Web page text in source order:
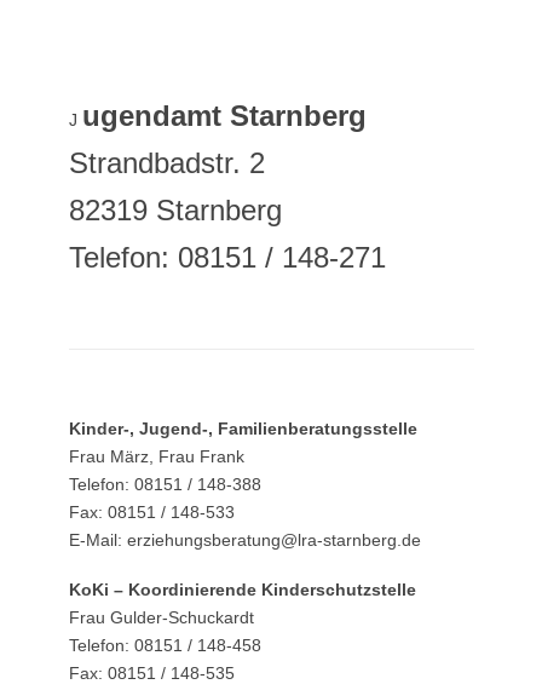
J ugendamt Starnberg
Strandbadstr. 2
82319 Starnberg
Telefon: 08151 / 148-271
Kinder-, Jugend-, Familienberatungsstelle
Frau März, Frau Frank
Telefon: 08151 / 148-388
Fax: 08151 / 148-533
E-Mail: erziehungsberatung@lra-starnberg.de
KoKi – Koordinierende Kinderschutzstelle
Frau Gulder-Schuckardt
Telefon: 08151 / 148-458
Fax: 08151 / 148-535